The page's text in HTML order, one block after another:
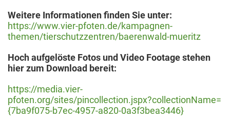
Weitere Informationen finden Sie unter:
https://www.vier-pfoten.de/kampagnen-
themen/tierschutzzentren/baerenwald-mueritz
Hoch aufgelöste Fotos und Video Footage stehen
hier zum Download bereit:
https://media.vier-
pfoten.org/sites/pincollection.jspx?collectionName=
{7ba9f075-b7ec-4957-a820-0a3f3bea3446}